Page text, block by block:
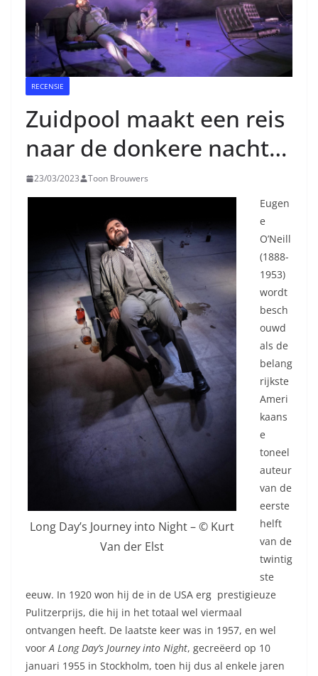
RECENSIE
Zuidpool maakt een reis
naar de donkere nacht…
23/03/2023 Toon Brouwers
Long Day’s Journey into Night – © Kurt
Van der Elst
Eugen
e
O’Neill
(1888-
1953)
wordt
besch
ouwd
als de
belang
rijkste
Ameri
kaans
e
toneel
auteur
van de
eerste
helft
van de
twintig
ste
eeuw. In 1920 won hij de in de USA erg prestigieuze
Pulitzerprijs, die hij in het totaal wel viermaal
ontvangen heeft. De laatste keer was in 1957, en wel
voorA Long Day’s Journey into Night, gecreëerd op 10
januari 1955 in Stockholm, toen hij dus al enkele jaren